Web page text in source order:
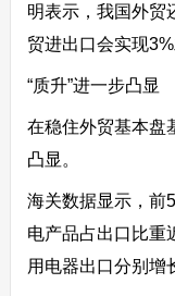
明表示，我国外贸
贸进出口会实现3%
“质升”进一步凸显
在稳住外贸基本盘
凸显。
海关数据显示，前
电产品占出口比重
用电器出口分别增